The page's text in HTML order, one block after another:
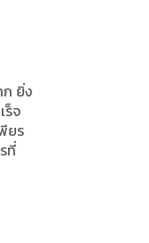
ยิ่ง
ร็จ
ยร
ที่